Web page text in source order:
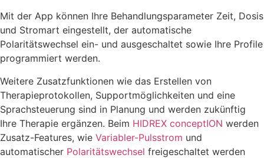
Mit der App können Ihre Behandlungsparameter Zeit, Dosis
und Stromart eingestellt, der automatische
Polaritätswechsel ein- und ausgeschaltet sowie Ihre Profile
programmiert werden.
Weitere Zusatzfunktionen wie das Erstellen von
Therapieprotokollen, Supportmöglichkeiten und eine
Sprachsteuerung sind in Planung und werden zukünftig
Ihre Therapie ergänzen. Beim HIDREX conceptION werden
Zusatz-Features, wie Variabler-Pulsstrom und
automatischer Polaritätswechsel freigeschaltet werden